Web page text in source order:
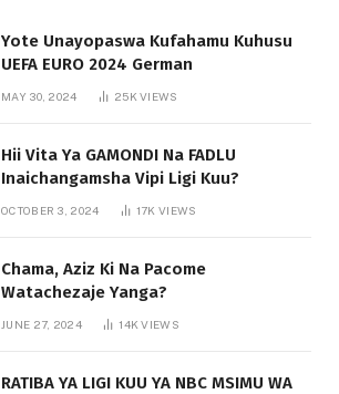
Yote Unayopaswa Kufahamu Kuhusu
UEFA EURO 2024 German
MAY 30, 2024 25KVIEWS
Hii Vita Ya GAMONDI Na FADLU
Inaichangamsha Vipi Ligi Kuu?
OCTOBER 3, 2024 17KVIEWS
Chama, Aziz Ki Na Pacome
Watachezaje Yanga?
JUNE 27, 2024 14KVIEWS
RATIBA YA LIGI KUU YA NBC MSIMU WA